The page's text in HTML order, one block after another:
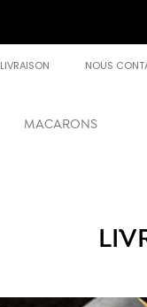
LIVRAISON NOUS
MACARONS